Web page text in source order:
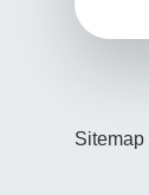
Sitemap